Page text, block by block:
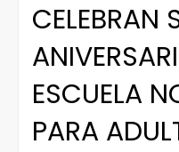
CELEBRAN
ESCUELA
PARA